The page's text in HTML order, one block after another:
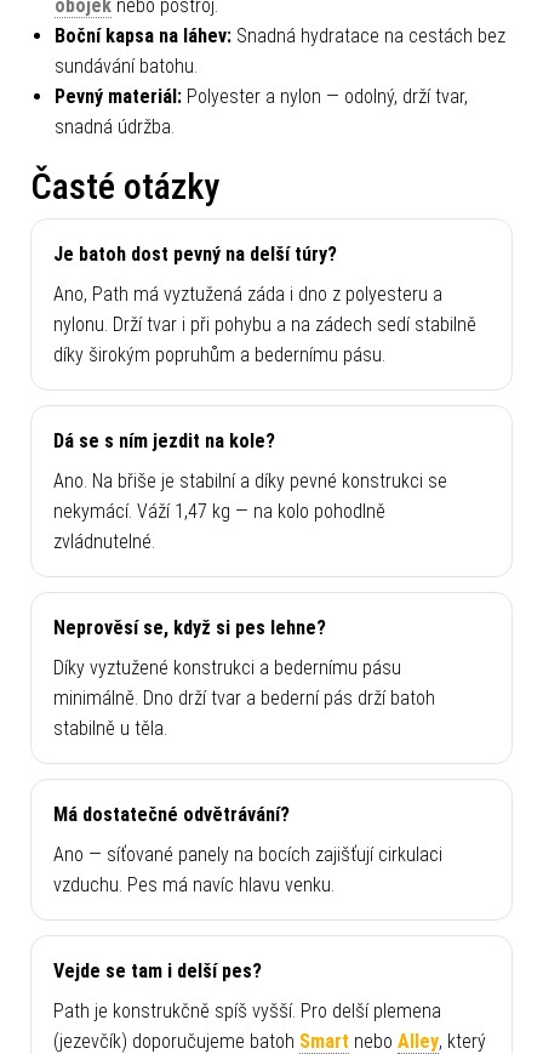
obojek nebo postroj.
Boční kapsa na láhev: Snadná hydratace na cestách bez
sundávání batohu.
Pevný materiál: Polyester a nylon — odolný, drží tvar,
snadná údržba.
Časté otázky
Je batoh dost pevný na delší túry?
Ano, Path má vyztužená záda i dno z polyesteru a
nylonu. Drží tvar i při pohybu a na zádech sedí stabilně
díky širokým popruhům a bedernímu pásu.
Dá se s ním jezdit na kole?
Ano. Na břiše je stabilní a díky pevné konstrukci se
nekymácí. Váží 1,47 kg — na kolo pohodlně
zvládnutelné.
Neprověsí se, když si pes lehne?
Díky vyztužené konstrukci a bedernímu pásu
minimálně. Dno drží tvar a bederní pás drží batoh
stabilně u těla.
Má dostatečné odvětrávání?
Ano — síťované panely na bocích zajišťují cirkulaci
vzduchu. Pes má navíc hlavu venku.
Vejde se tam i delší pes?
Path je konstrukčně spíš vyšší. Pro delší plemena
(jezevčík) doporučujeme batoh Smart nebo Alley, který